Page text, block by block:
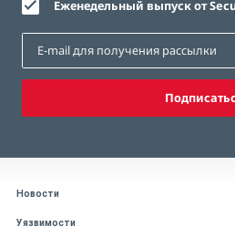
Еженедельный выпуск от
Новости
Уязвимости